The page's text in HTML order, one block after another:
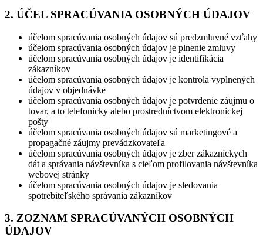
2. ÚČEL SPRACÚVANIA OSOBNÝCH ÚDAJOV
účelom spracúvania osobných údajov sú predzmluvné vzťahy
účelom spracúvania osobných údajov je plnenie zmluvy
účelom spracúvania osobných údajov je identifikácia
zákazníkov
účelom spracúvania osobných údajov je kontrola vyplnených
údajov v objednávke
účelom spracúvania osobných údajov je potvrdenie záujmu o
tovar, a to telefonicky alebo prostredníctvom elektronickej
pošty
účelom spracúvania osobných údajov sú marketingové a
propagačné záujmy prevádzkovateľa
účelom spracúvania osobných údajov je zber zákazníckych
dát a správania návštevníka s cieľom profilovania návštevníka
webovej stránky
účelom spracúvania osobných údajov je sledovania
spotrebiteľského správania zákazníkov
3. ZOZNAM SPRACÚVANÝCH OSOBNÝCH
ÚDAJOV